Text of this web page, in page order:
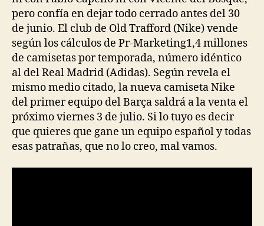
pero confía en dejar todo cerrado antes del 30
de junio. El club de Old Trafford (Nike) vende
según los cálculos de Pr-Marketing1,4 millones
de camisetas por temporada, número idéntico
al del Real Madrid (Adidas). Según revela el
mismo medio citado, la nueva camiseta Nike
del primer equipo del Barça saldrá a la venta el
próximo viernes 3 de julio. Si lo tuyo es decir
que quieres que gane un equipo español y todas
esas patrañas, que no lo creo, mal vamos.